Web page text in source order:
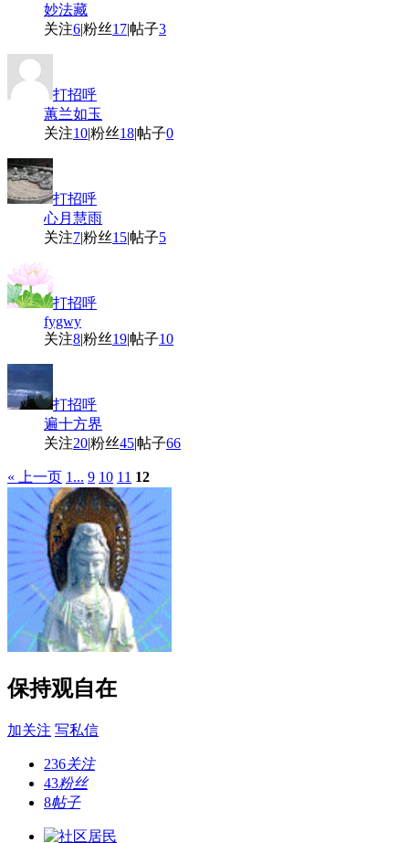
妙法藏
关注6|粉丝17|帖子3
打招呼
蕙兰如玉
关注10|粉丝18|帖子0
打招呼
心月慧雨
关注7|粉丝15|帖子5
打招呼
fygwy
关注8|粉丝19|帖子10
打招呼
遍十方界
关注20|粉丝45|帖子66
« 上一页 1... 9 10 11 12
保持观自在
加关注 写私信
236关注
43粉丝
8帖子